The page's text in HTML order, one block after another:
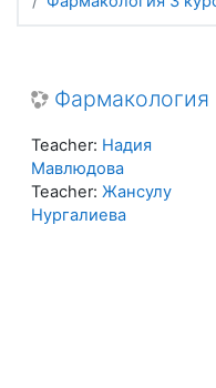
Фармакология
Teacher: Надия
Мавлюдова
Teacher: Жансулу
Нургалиева